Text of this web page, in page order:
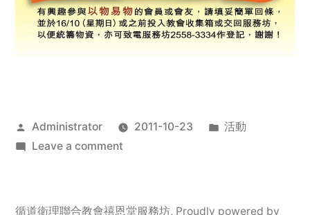
Posted
by
Administrator 2011-10-23
Posted
活動
Leave a commenton
服
循道衛理聯合教會禧恩堂服務坊, Proudly powered by